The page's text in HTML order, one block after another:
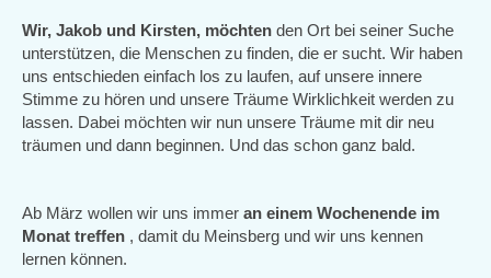
Wir, Jakob und Kirsten, möchten den Ort bei seiner Suche
unterstützen, die Menschen zu finden, die er sucht. Wir haben
uns entschieden einfach los zu laufen, auf unsere innere
Stimme zu hören und unsere Träume Wirklichkeit werden zu
lassen. Dabei möchten wir nun unsere Träume mit dir neu
träumen und dann beginnen. Und das schon ganz bald.
Ab März wollen wir uns immer an einem Wochenende im
Monat treffen , damit du Meinsberg und wir uns kennen
lernen können.